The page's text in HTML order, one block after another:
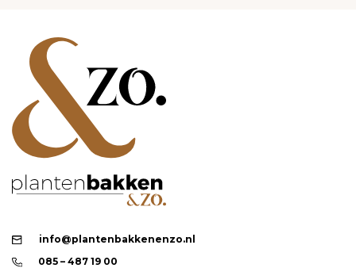
info@plantenbakkenenzo.nl
085 – 487 19 00